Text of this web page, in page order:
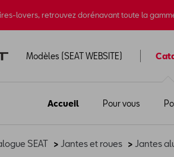
lovers, retrouvez dorénavant toute la
Modèles (SEAT WEBSITE)
Accueil Pour vous
SEAT > Jantes et roues > Jantes